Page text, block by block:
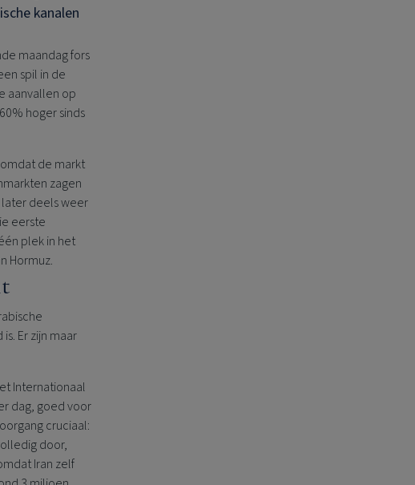
kanalen
maandag fors
spil in de
aanvallen op
hoger sinds
de markt
zagen
later deels weer
eerste
plek in het
Hormuz.
Er zijn maar
Internationaal
dag, goed voor
cruciaal:
door,
Iran zelf